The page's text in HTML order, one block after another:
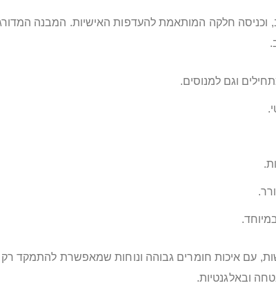
וכניסה חלקה המותאמת להעדפות האישיות. המבנה
וגם למנוסים.
עם איכות חומרים גבוהה ונוחות שמאפשרת להתמקד
ובאלגנטיות.